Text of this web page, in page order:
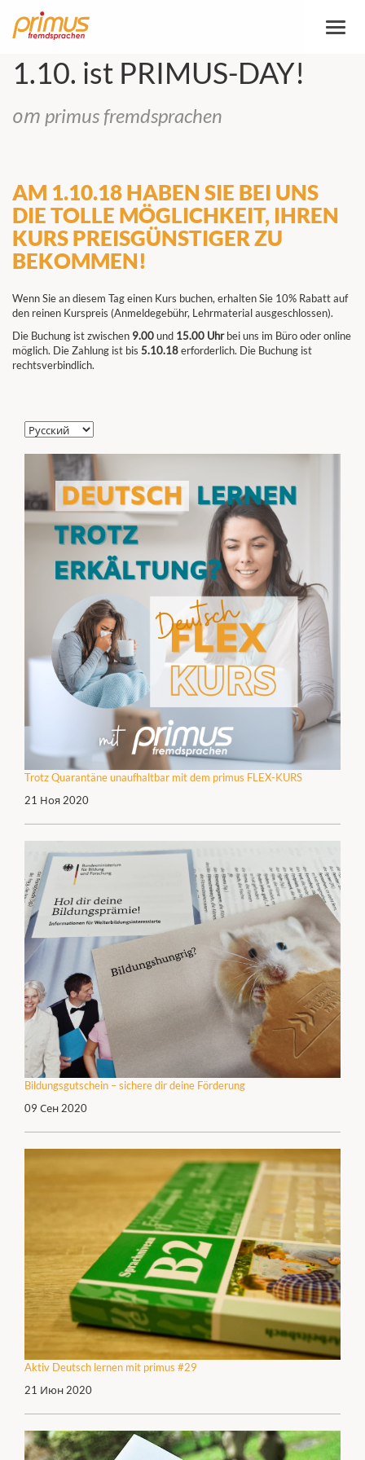
1.10. ist PRIMUS-DAY!
от primus fremdsprachen
AM 1.10.18 HABEN SIE BEI UNS
DIE TOLLE MÖGLICHKEIT, IHREN
KURS PREISGÜNSTIGER ZU
BEKOMMEN!
Wenn Sie an diesem Tag einen Kurs buchen, erhalten Sie 10% Rabatt auf
den reinen Kurspreis (Anmeldegebühr, Lehrmaterial ausgeschlossen).
Die Buchung ist zwischen 9.00und 15.00 Uhrbei uns im Büro oder online
möglich. Die Zahlung ist bis 5.10.18erforderlich. Die Buchung ist
rechtsverbindlich.
Выбрать
Trotz Quarantäne unaufhaltbar mit dem primus FLEX-KURS
21 Ноя 2020
Bildungsgutschein – sichere dir deine Förderung
09 Сен 2020
Aktiv Deutsch lernen mit primus #29
21 Июн 2020